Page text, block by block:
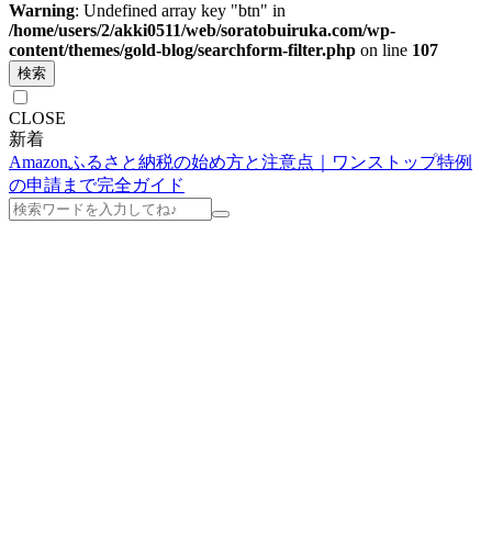
Warning: Undefined array key "btn" in
/home/users/2/akki0511/web/soratobuiruka.com/wp-
content/themes/gold-blog/searchform-filter.php on line 107
検索
CLOSE
新着
Amazonふるさと納税の始め方と注意点｜ワンストップ特例
の申請まで完全ガイド